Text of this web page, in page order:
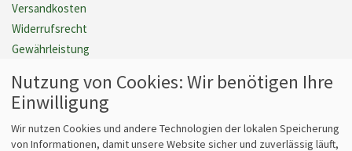
Versandkosten
Widerrufsrecht
Gewährleistung
Cookie Einstellungen verwalten
Vertrag widerrufen
Nutzung von Cookies: Wir benötigen Ihre
Einwilligung
Wir nutzen Cookies und andere Technologien der lokalen Speicherung
von Informationen, damit unsere Website sicher und zuverlässig läuft,